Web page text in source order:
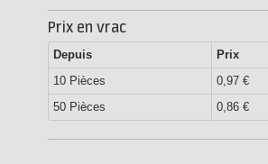
Prix en vrac
Depuis Prix
10 Pièces
0,97 €
50 Pièces
0,86 €